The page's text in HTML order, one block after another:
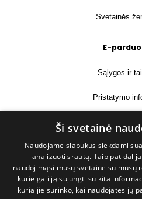
Svetainės
E-
Sąlygos ir
Pristatymo
Prekių
+370
Ši svetainė
Naudojame slapukus siekdami
analizuoti srautą. Taip pat
naudojimąsi mūsų svetaine su mūsų
kurie gali ją sujungti su kita
kurią jie surinko, kai naudojatės jų